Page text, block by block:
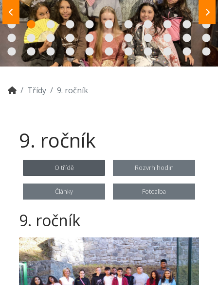
Třídy 9. ročník
9. ročník
O třídě Rozvrh hodin
Články Fotoalba
9. ročník